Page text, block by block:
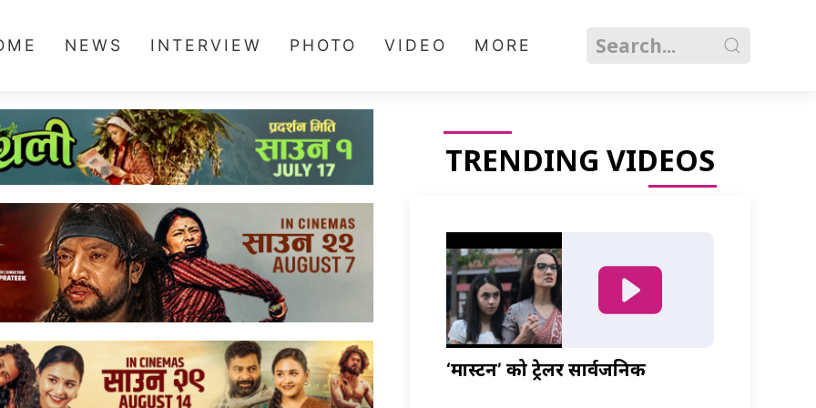
NEWS INTERVIEW PHOTO VIDEO MORE
TRENDING VIDEOS
‘मास्टर्नी’ को ट्रेलर सार्वजनिक